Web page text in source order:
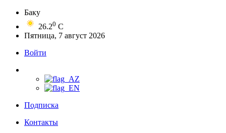
Баку
26.20 C
Пятница, 7 август 2026
Войти
Подписка
Контакты